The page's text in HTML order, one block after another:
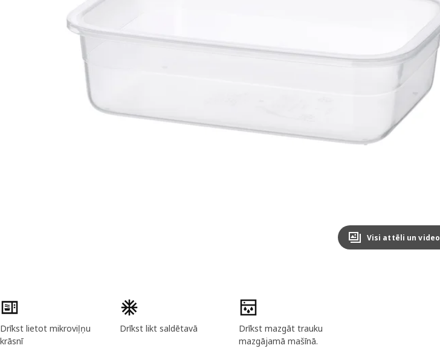
Image zoomed out, normal view
Visi attēli un video
Preces īpašības
Drīkst lietot mikroviļņu
krāsnī
Drīkst likt saldētavā
Drīkst mazgāt trauku
mazgājamā mašīnā.